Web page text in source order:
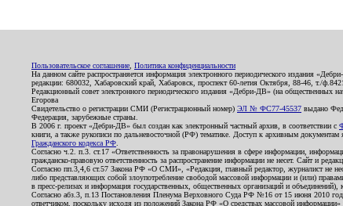
Пользовательское соглашение Политика конфиденциальности
На данном сайте распространяется информация электронного периодического издания
редакции: 680032, Хабаровский край, Хабаровск, проспект 60-летия Октября, 88-46, т./
Редакционный совет электронного периодического издания «Дебри-ДВ» (на
Егорова
Свидетельство о регистрации СМИ (Регистрационный номер) ЭЛ № ФС77-45537 выдано
Федерация, зарубежные страны.
В 2006 г. проект «Дебри-ДВ» был создан как электронный частный архив, в соответствии с
книги, а также рукописи по дальневосточной (РФ) тематике. Доступ к архивным
Гражданского кодекса РФ
Согласно ч.2. п.3. ст.17 «Ответственность за правонарушения в сфере информации,
гражданско-правовую ответственность за распространение информации не несет. Сайт и
Согласно пп.3,4,6 ст.57 Закона РФ «О СМИ», «Редакция, главный редактор, журналист не
либо представляющих собой злоупотребление свободой массовой информации и (или)
в пресс-релизах и информация государственных, общественных организаций и
Согласно абз.3, п.13 Постановления Пленума Верховного Суда РФ №16 от 15 июня 2010
ответчиком, поскольку исходя из положений Закона РФ «О средствах массовой